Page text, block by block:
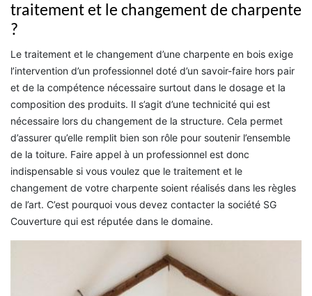
traitement et le changement de charpente
?
Le traitement et le changement d’une charpente en bois exige
l’intervention d’un professionnel doté d’un savoir-faire hors pair
et de la compétence nécessaire surtout dans le dosage et la
composition des produits. Il s’agit d’une technicité qui est
nécessaire lors du changement de la structure. Cela permet
d’assurer qu’elle remplit bien son rôle pour soutenir l’ensemble
de la toiture. Faire appel à un professionnel est donc
indispensable si vous voulez que le traitement et le
changement de votre charpente soient réalisés dans les règles
de l’art. C’est pourquoi vous devez contacter la société SG
Couverture qui est réputée dans le domaine.